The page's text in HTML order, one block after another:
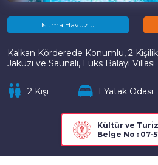
Isıtma Havuzlu
Kalkan Körderede Konumlu, 2
Jakuzi ve Saunalı, Lüks Balayı Villası
2 Kişi 1 Yatak Odası
Kültür ve
Belge No : 07-